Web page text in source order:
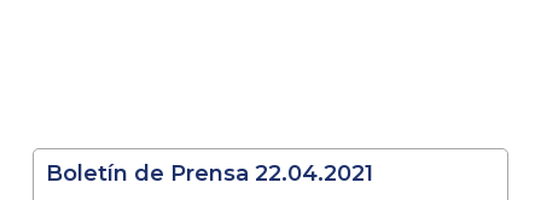
Boletín de Prensa 22.04.2021